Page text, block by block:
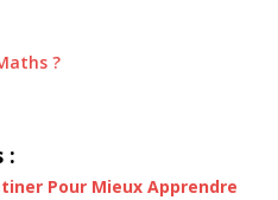
?
:
Pour Mieux Apprendre